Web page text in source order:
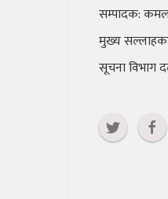
सम्पादक: कमल
मुख्य
सूचना विभाग